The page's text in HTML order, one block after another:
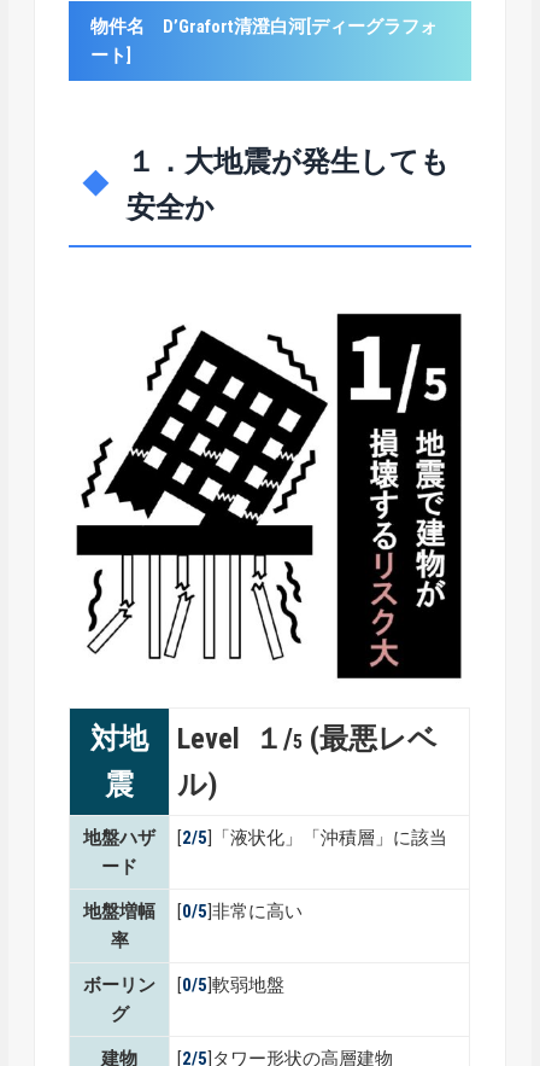
物件名 D’Grafort清澄白河[ディーグラフォ
ート]
１．大地震が発生しても
安全か
対地
震
Level １/5 (最悪レベ
ル)
地盤ハザ
ード
[2/5]「液状化」「沖積層」に該当
地盤増幅
率
[0/5]非常に高い
ボーリン
グ
[0/5]軟弱地盤
建物 [2/5]タワー形状の高層建物